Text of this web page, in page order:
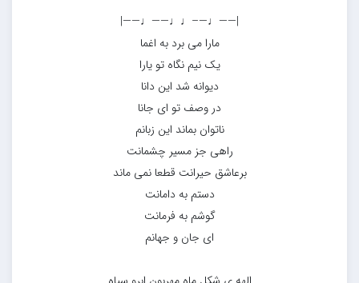
|——♩—–♩♩——♩——|
مارا می برد به اغما
یک نیم نگاه تو یارا
دیوانه شد این دانا
در وصف تو ای جانا
ناتوان بماند این زبانم
راهی جز مسیر چشمانت
برعاشق حیرانت قطعا نمی ماند
دستم به دامانت
گوشم به فرمانت
ای جان و جهانم